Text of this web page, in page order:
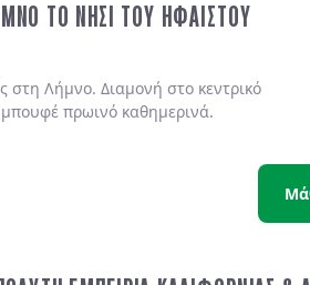
ΤΟ ΝΗΣΙ ΤΟΥ ΗΦΑΙΣΤΟΥ
στη Λήμνο. Διαμονή στο κεντρικό
πρωινό καθημερινά.